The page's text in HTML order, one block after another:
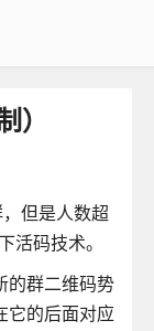
）
但是人数超
码技术。
的群二维码势
它的后面对应